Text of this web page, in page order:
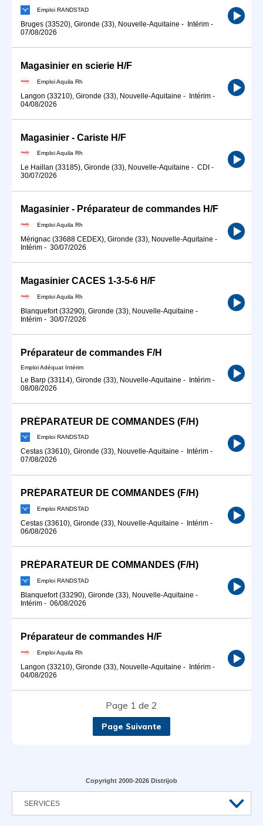
Emploi RANDSTAD
Bruges (33520), Gironde (33), Nouvelle-Aquitaine - Intérim -
07/08/2026
Magasinier en scierie H/F
Emploi Aquila Rh
Langon (33210), Gironde (33), Nouvelle-Aquitaine - Intérim -
04/08/2026
Magasinier - Cariste H/F
Emploi Aquila Rh
Le Haillan (33185), Gironde (33), Nouvelle-Aquitaine - CDI -
30/07/2026
Magasinier - Préparateur de commandes H/F
Emploi Aquila Rh
Mérignac (33688 CEDEX), Gironde (33), Nouvelle-Aquitaine -
Intérim - 30/07/2026
Magasinier CACES 1-3-5-6 H/F
Emploi Aquila Rh
Blanquefort (33290), Gironde (33), Nouvelle-Aquitaine -
Intérim - 30/07/2026
Préparateur de commandes F/H
Emploi Adéquat Intérim
Le Barp (33114), Gironde (33), Nouvelle-Aquitaine - Intérim -
08/08/2026
PRÉPARATEUR DE COMMANDES (F/H)
Emploi RANDSTAD
Cestas (33610), Gironde (33), Nouvelle-Aquitaine - Intérim -
07/08/2026
PRÉPARATEUR DE COMMANDES (F/H)
Emploi RANDSTAD
Cestas (33610), Gironde (33), Nouvelle-Aquitaine - Intérim -
06/08/2026
PRÉPARATEUR DE COMMANDES (F/H)
Emploi RANDSTAD
Blanquefort (33290), Gironde (33), Nouvelle-Aquitaine -
Intérim - 06/08/2026
Préparateur de commandes H/F
Emploi Aquila Rh
Langon (33210), Gironde (33), Nouvelle-Aquitaine - Intérim -
04/08/2026
Page 1 de 2
Page Suivante
Copyright 2000-2026 Distrijob
SERVICES